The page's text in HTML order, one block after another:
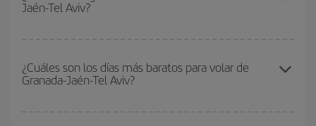
Jaén-Tel Aviv?
dest y conseguir el vuelo más barato si evitas temporadas altas,
compras con antelación y puedes ser flexible con las fechas y
¿Cuáles son los días más baratos para volar de
Granada-Jaén-Tel Aviv?